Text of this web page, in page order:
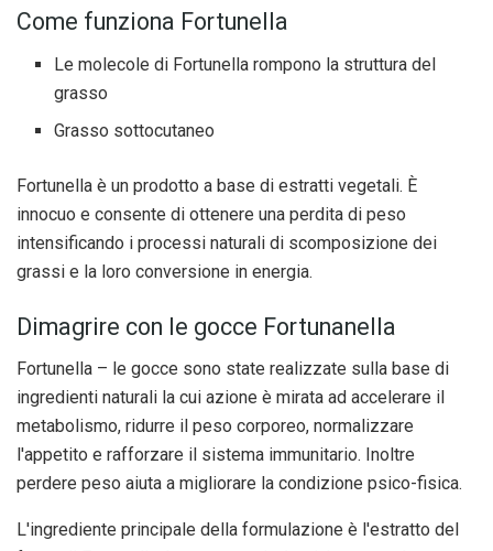
Come funziona Fortunella
Le molecole di Fortunella rompono la struttura del
grasso
Grasso sottocutaneo
Fortunella è un prodotto a base di estratti vegetali. È
innocuo e consente di ottenere una perdita di peso
intensificando i processi naturali di scomposizione dei
grassi e la loro conversione in energia.
Dimagrire con le gocce Fortunanella
Fortunella – le gocce sono state realizzate sulla base di
ingredienti naturali la cui azione è mirata ad accelerare il
metabolismo, ridurre il peso corporeo, normalizzare
l'appetito e rafforzare il sistema immunitario. Inoltre
perdere peso aiuta a migliorare la condizione psico-fisica.
L'ingrediente principale della formulazione è l'estratto del